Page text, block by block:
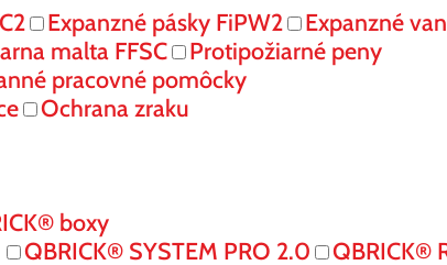
Expanzné pásky FiPW2 Expanzné
malta FFSC
Protipožiarné peny
pracovné pomôcky
Ochrana zraku
boxy
QBRICK® SYSTEM PRO 2.0 QBRICK®